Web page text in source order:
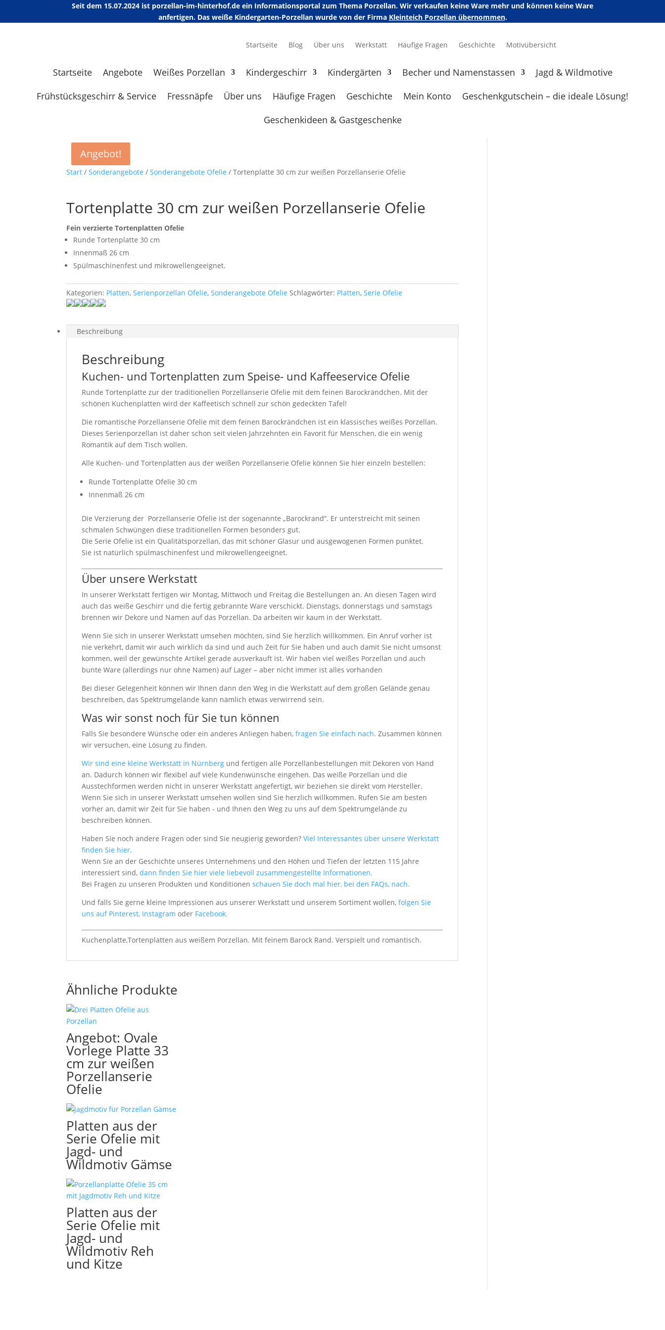
Seit dem 15.07.2024 ist porzellan-im-hinterhof.de ein Informationsportal zum Thema Porzellan. Wir verkaufen keine Ware mehr und können keine Ware
anfertigen. Das weiße Kindergarten-Porzellan wurde von der Firma Kleinteich Porzellan übernommen.
Startseite Blog Über uns Werkstatt Häufige Fragen Geschichte Motivübersicht
Startseite Angebote Weißes Porzellan Kindergeschirr Kindergärten Becher und Namenstassen
Jagd & Wildmotive
Frühstücksgeschirr & Service
Fressnäpfe Über uns Häufige Fragen Geschichte Mein Konto
Geschenkgutschein – die ideale Lösung!
Geschenkideen & Gastgeschenke
Start /Sonderangebote /Sonderangebote Ofelie / Tortenplatte 30 cm zur weißen Porzellanserie Ofelie
Angebot!
Tortenplatte 30 cm zur weißen Porzellanserie Ofelie
Fein verzierte Tortenplatten Ofelie
Runde Tortenplatte 30 cm
Innenmaß 26 cm
Spülmaschinenfest und mikrowellengeeignet.
Kategorien: Platten,Serienporzellan Ofelie,Sonderangebote Ofelie Schlagwörter: Platten,Serie Ofelie
Beschreibung
Beschreibung
Kuchen- und Tortenplatten zum Speise- und Kaffeeservice Ofelie
Runde Tortenplatte zur der traditionellen Porzellanserie Ofelie mit dem feinen Barockrändchen. Mit der
schönen Kuchenplatten wird der Kaffeetisch schnell zur schön gedeckten Tafel!
Die romantische Porzellanserie Ofelie mit dem feinen Barockrändchen ist ein klassisches weißes Porzellan.
Dieses Serienporzellan ist daher schon seit vielen Jahrzehnten ein Favorit für Menschen, die ein wenig
Romantik auf dem Tisch wollen.
Alle Kuchen- und Tortenplatten aus der weißen Porzellanserie Ofelie können Sie hier einzeln bestellen:
Runde Tortenplatte Ofelie 30 cm
Innenmaß 26 cm
Die Verzierung der Porzellanserie Ofelie ist der sogenannte „Barockrand“. Er unterstreicht mit seinen
schmalen Schwüngen diese traditionellen Formen besonders gut.
Die Serie Ofelie ist ein Qualitätsporzellan, das mit schöner Glasur und ausgewogenen Formen punktet.
Sie ist natürlich spülmaschinenfest und mikrowellengeeignet.
Über unsere Werkstatt
In unserer Werkstatt fertigen wir Montag, Mittwoch und Freitag die Bestellungen an. An diesen Tagen wird
auch das weiße Geschirr und die fertig gebrannte Ware verschickt. Dienstags, donnerstags und samstags
brennen wir Dekore und Namen auf das Porzellan. Da arbeiten wir kaum in der Werkstatt.
Wenn Sie sich in unserer Werkstatt umsehen möchten, sind Sie herzlich willkommen. Ein Anruf vorher ist
nie verkehrt, damit wir auch wirklich da sind und auch Zeit für Sie haben und auch damit Sie nicht umsonst
kommen, weil der gewünschte Artikel gerade ausverkauft ist. Wir haben viel weißes Porzellan und auch
bunte Ware (allerdings nur ohne Namen) auf Lager – aber nicht immer ist alles vorhanden
Bei dieser Gelegenheit können wir Ihnen dann den Weg in die Werkstatt auf dem großen Gelände genau
beschreiben, das Spektrumgelände kann nämlich etwas verwirrend sein.
Was wir sonst noch für Sie tun können
Falls Sie besondere Wünsche oder ein anderes Anliegen haben,fragen Sie einfach nach. Zusammen können
wir versuchen, eine Lösung zu finden.
Wir sind eine kleine Werkstatt in Nürnberg und fertigen alle Porzellanbestellungen mit Dekoren von Hand
an. Dadurch können wir flexibel auf viele Kundenwünsche eingehen. Das weiße Porzellan und die
Ausstechformen werden nicht in unserer Werkstatt angefertigt, wir beziehen sie direkt vom Hersteller.
Wenn Sie sich in unserer Werkstatt umsehen wollen sind Sie herzlich willkommen. Rufen Sie am besten
vorher an, damit wir Zeit für Sie haben - und Ihnen den Weg zu uns auf dem Spektrumgelände zu
beschreiben können.
Haben Sie noch andere Fragen oder sind Sie neugierig geworden? Viel Interessantes über unsere Werkstatt
finden Sie hier.
Wenn Sie an der Geschichte unseres Unternehmens und den Höhen und Tiefen der letzten 115 Jahre
interessiert sind,dann finden Sie hier viele liebevoll zusammengestellte Informationen.
Bei Fragen zu unseren Produkten und Konditionenschauen Sie doch mal hier, bei den FAQs, nach.
Und falls Sie gerne kleine Impressionen aus unserer Werkstatt und unserem Sortiment wollen, folgen Sie
uns auf Pinterest, Instagramoder Facebook.
Kuchenplatte,Tortenplatten aus weißem Porzellan. Mit feinem Barock Rand. Verspielt und romantisch.
Ähnliche Produkte
Angebot!
Angebot: Ovale
Vorlege Platte 33
cm zur weißen
Porzellanserie
Ofelie
Platten aus der
Serie Ofelie mit
Jagd- und
Wildmotiv Gämse
Platten aus der
Serie Ofelie mit
Jagd- und
Wildmotiv Reh
und Kitze